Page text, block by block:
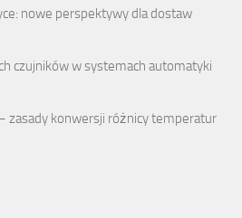
nowe perspektywy dla dostaw
czujników w systemach automatyki
zasady konwersji różnicy temperatur